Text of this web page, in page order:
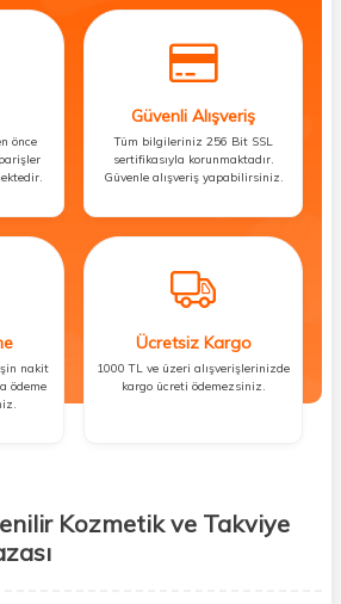
önce
Güvenli Alışveriş
Tüm bilgileriniz 256 Bit SSL
sertifikasıyla korunmaktadır.
Güvenle alışveriş yapabilirsiniz.
nakit
ödeme
Ücretsiz Kargo
1000 TL ve üzeri alışverişlerinizde
kargo ücreti ödemezsiniz.
Kozmetik ve Takviye